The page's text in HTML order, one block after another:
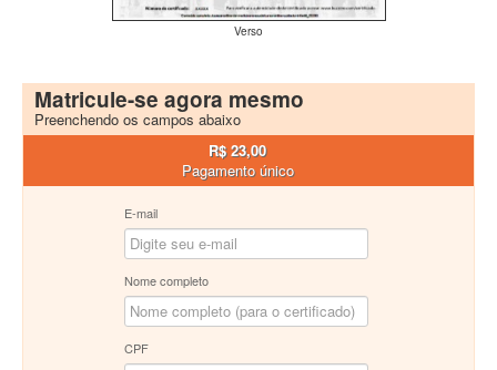
Verso
Matricule-se agora mesmo
Preenchendo os campos abaixo
R$ 23,00
Pagamento único
E-mail
Nome completo
CPF